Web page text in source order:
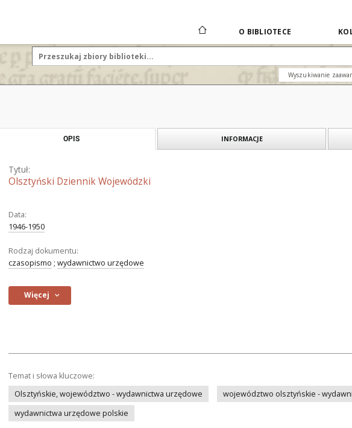
O BIBLIOTECE
Wyszukiwanie
OPIS INFORMACJE
Tytuł:
Olsztyński Dziennik Wojewódzki
Data:
1946-1950
Rodzaj dokumentu:
czasopismo ; wydawnictwo urzędowe
Więcej
Temat i słowa kluczowe:
Olsztyńskie, województwo - wydawnictwa urzędowe
województwo olsztyńskie -
wydawnictwa urzędowe polskie